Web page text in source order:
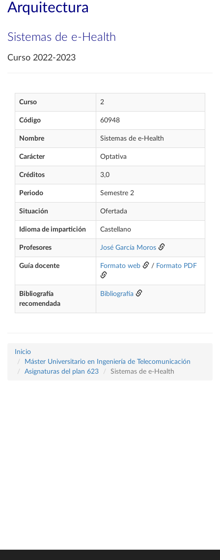
Arquitectura
Sistemas de e-Health
Curso 2022-2023
Curso 2
Código 60948
Nombre Sistemas de e-Health
Carácter Optativa
Créditos 3,0
Periodo Semestre 2
Situación Ofertada
Idioma de impartición Castellano
Profesores José García Moros
Guía docente Formato web / Formato PDF
Bibliografía
recomendada
Bibliografía
Inicio
Máster Universitario en Ingeniería de Telecomunicación
Asignaturas del plan 623
Sistemas de e-Health